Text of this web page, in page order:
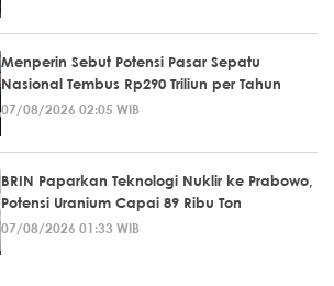
Menperin Sebut Potensi Pasar Sepatu
Nasional Tembus Rp290 Triliun per Tahun
07/08/2026 02:05 WIB
BRIN Paparkan Teknologi Nuklir ke Prabowo,
Potensi Uranium Capai 89 Ribu Ton
07/08/2026 01:33 WIB